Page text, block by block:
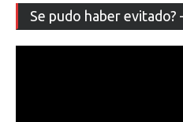
Se pudo haber evitado?